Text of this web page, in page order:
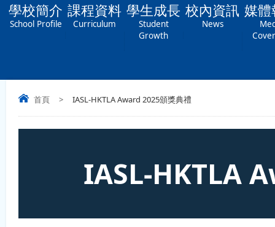
學校簡介
School Profile
課程資料
Curriculum
學生成長
Student
Growth
校內資訊
News
媒
首頁 > IASL-HKTLA Award 2025頒獎典禮
IASL-HKTLA